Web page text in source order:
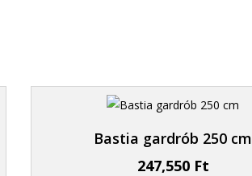
Bastia gardrób 250 cm
247,550 Ft